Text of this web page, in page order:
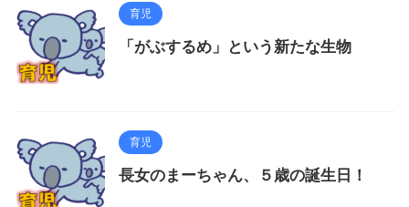
育児
「がぶするめ」という新たな生物
育児
長女のまーちゃん、５歳の誕生日！